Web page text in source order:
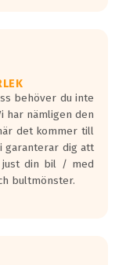
behöver du inte
har nämligen den
det kommer till
garanterar dig att
just din bil / med
bultmönster.